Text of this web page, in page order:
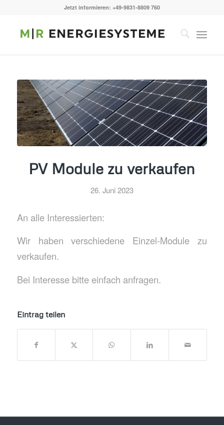
Jetzt informieren: +49-9831-8809 760
PV Module zu verkaufen
26. Juni 2023
An alle Interessierten:
Wir haben verschiedene Einzel-Module zu
verkaufen.
Bei Interesse bitte einfach anfragen.
Eintrag teilen